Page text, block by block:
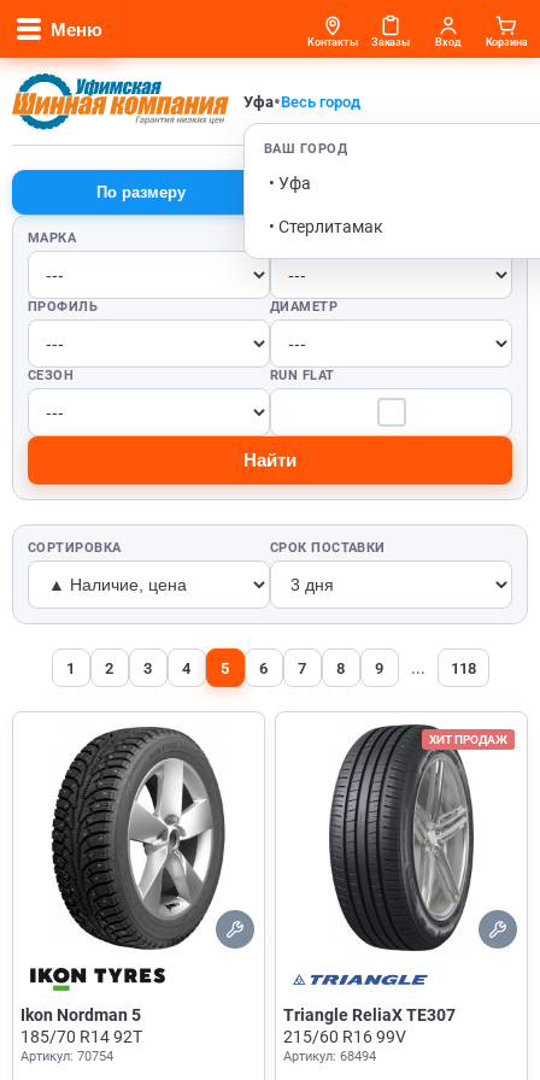
Меню
Уфа•Весь город
ВАШ ГОРОД
• Уфа
• Стерлитамак
Контакты Заказы Вход Корзина
По размеру
МАРКА ШИРИНА
ПРОФИЛЬ ДИАМЕТР
СЕЗОН RUN FLAT
Найти
СОРТИРОВКА СРОК ПОСТАВКИ
1 2 3 4 5 6 7 8 9 ... 118
Ikon Nordman 5
185/70 R14 92T
Артикул: 70754
ХИТ ПРОДАЖ
Triangle ReliaX TE307
215/60 R16 99V
Артикул: 68494